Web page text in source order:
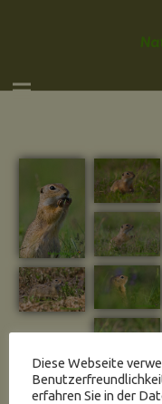
Diese Webseite
erfahren Sie in der